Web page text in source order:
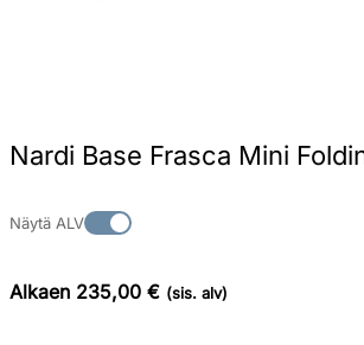
Nardi Base Frasca Mini
Näytä ALV
Alkaen 235,00 € (sis. alv)